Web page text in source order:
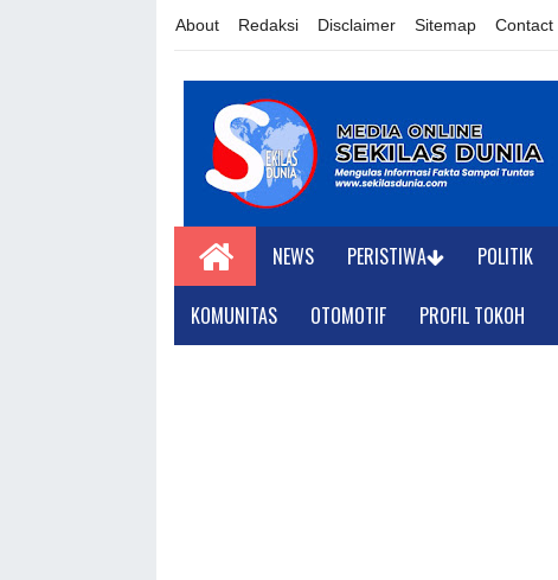
About Redaksi Disclaimer Sitemap Contact
NEWS PERISTIWA POLITIK
KOMUNITAS OTOMOTIF PROFIL TOKOH